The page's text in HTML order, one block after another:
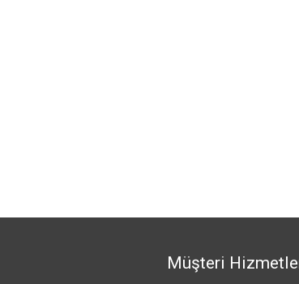
Müşteri